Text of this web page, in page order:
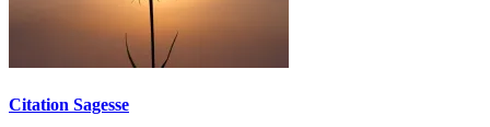
Citation Sagesse